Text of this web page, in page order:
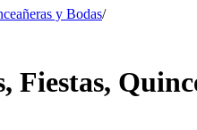
y Bodas/
Fiestas,